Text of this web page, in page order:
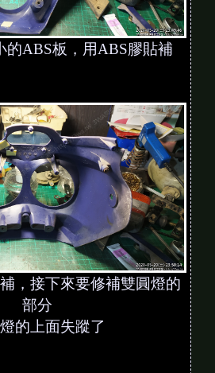
的ABS板，用ABS膠貼補
，接下來要修補雙圓燈的
部分
的上面失蹤了